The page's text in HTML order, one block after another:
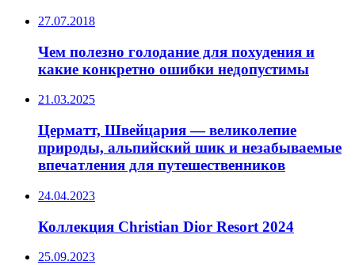
27.07.2018
Чем полезно голодание для похудения и
какие конкретно ошибки недопустимы
21.03.2025
Церматт, Швейцария — великолепие
природы, альпийский шик и незабываемые
впечатления для путешественников
24.04.2023
Коллекция Christian Dior Resort 2024
25.09.2023